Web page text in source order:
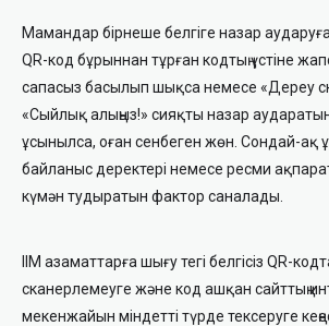
Мамандар бірнеше белгіге назар аударуға
QR-код бұрыннан тұрған кодтың үстіне
сапасыз басылып шықса немесе «Дереу
«Сыйлық алыңыз!» сияқты назар
ұсынылса, оған сенбеген жөн. Сондай-ақ
байланыс деректері немесе ресми
күмән тудыратын фактор саналады.
ІІМ азаматтарға шығу тегі белгісіз QR-
сканерлемеуге және код ашқан сайттың
мекенжайын міндетті түрде тексеруге